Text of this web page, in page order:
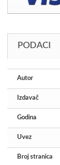
PODACI
Autor
Izdavač
Godina
Uvez
Broj stranica